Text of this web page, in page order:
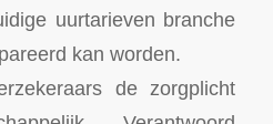
uurtarieven branche
kan worden.
de zorgplicht